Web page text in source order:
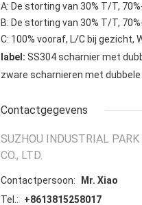
A: De storting van 30% T/T,
B: De storting van 30% T/T,
C: 100% vooraf, L/C bij gezicht,
label: SS304 scharnier met
zware scharnieren met
Contactgegevens
SUZHOU INDUSTRIAL
CO., LTD.
Contactpersoon:
Mr. Xiao
Tel.:
+8613815258017